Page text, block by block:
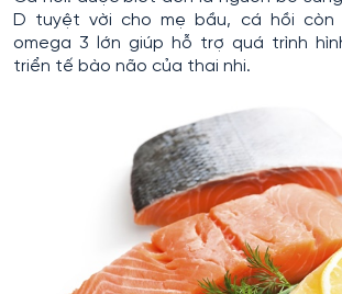
D tuyệt vời cho mẹ bầu, cá hồi còn
omega 3 lớn giúp hỗ trợ quá trình
triển tế bào não của thai nhi.